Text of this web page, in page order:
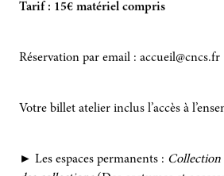
Tarif : 15€ matériel compris
Réservation par email : accueil@cncs.fr
Votre billet atelier inclus l’accès à
► Les espaces permanents : Collection